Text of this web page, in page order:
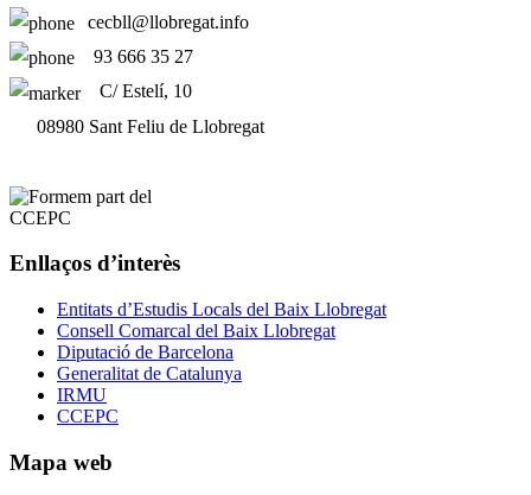
cecbll@llobregat.info
93 666 35 27
C/ Estelí, 10
08980 Sant Feliu de Llobregat
Enllaços d’interès
Entitats d’Estudis Locals del Baix Llobregat
Consell Comarcal del Baix Llobregat
Diputació de Barcelona
Generalitat de Catalunya
IRMU
CCEPC
Mapa web